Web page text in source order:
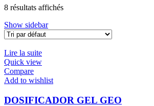
8 résultats affichés
Show sidebar
Lire la suite
Quick view
Compare
Add to wishlist
DOSIFICADOR GEL GEO